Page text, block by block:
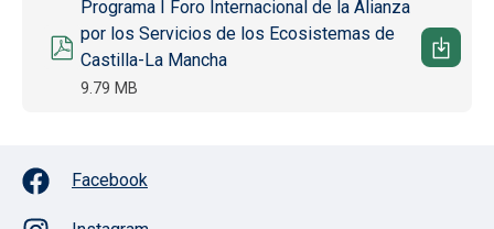
Programa I Foro Internacional de la Alianza
por los Servicios de los Ecosistemas de
Castilla-La Mancha
9.79 MB
Facebook